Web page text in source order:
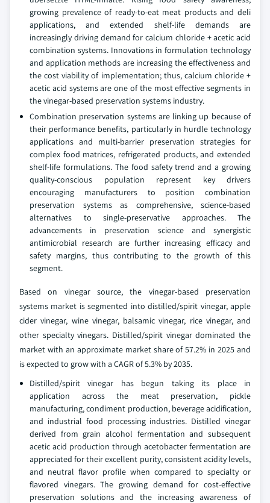
growing prevalence of ready-to-eat meat products and deli
applications, and extended shelf-life demands are
increasingly driving demand for calcium chloride + acetic acid
combination systems. Innovations in formulation technology
and application methods are increasing the effectiveness and
the cost viability of implementation; thus, calcium chloride +
acetic acid systems are one of the most effective segments in
the vinegar-based preservation systems industry.
Combination preservation systems are linking up because of
their performance benefits, particularly in hurdle technology
applications and multi-barrier preservation strategies for
complex food matrices, refrigerated products, and extended
shelf-life formulations. The food safety trend and a growing
quality-conscious population represent key drivers
encouraging manufacturers to position combination
preservation systems as comprehensive, science-based
alternatives to single-preservative approaches. The
advancements in preservation science and synergistic
antimicrobial research are further increasing efficacy and
safety margins, thus contributing to the growth of this
segment.
Based on vinegar source, the vinegar-based preservation
systems market is segmented into distilled/spirit vinegar, apple
cider vinegar, wine vinegar, balsamic vinegar, rice vinegar, and
other specialty vinegars. Distilled/spirit vinegar dominated the
market with an approximate market share of 57.2% in 2025 and
is expected to grow with a CAGR of 5.3% by 2035.
Distilled/spirit vinegar has begun taking its place in
application across the meat preservation, pickle
manufacturing, condiment production, beverage acidification,
and industrial food processing industries. Distilled vinegar
derived from grain alcohol fermentation and subsequent
acetic acid production through acetobacter fermentation are
appreciated for their excellent purity, consistent acidity levels,
and neutral flavor profile when compared to specialty or
flavored vinegars. The growing demand for cost-effective
preservation solutions and the increasing awareness of